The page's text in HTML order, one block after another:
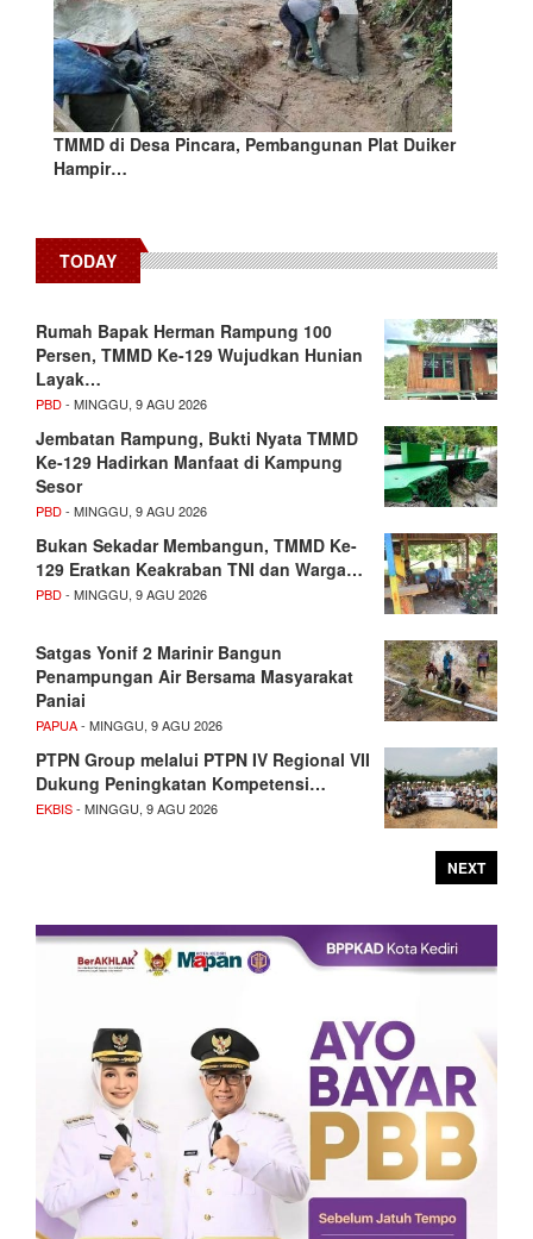
TMMD di Desa Pincara, Pembangunan Plat Duiker
Hampir…
TODAY
Rumah Bapak Herman Rampung 100
Persen, TMMD Ke-129 Wujudkan Hunian
Layak…
PBD- MINGGU, 9 AGU 2026
Jembatan Rampung, Bukti Nyata TMMD
Ke-129 Hadirkan Manfaat di Kampung
Sesor
PBD- MINGGU, 9 AGU 2026
Bukan Sekadar Membangun, TMMD Ke-
129 Eratkan Keakraban TNI dan Warga…
PBD- MINGGU, 9 AGU 2026
Satgas Yonif 2 Marinir Bangun
Penampungan Air Bersama Masyarakat
Paniai
PAPUA- MINGGU, 9 AGU 2026
PTPN Group melalui PTPN IV Regional VII
Dukung Peningkatan Kompetensi…
EKBIS- MINGGU, 9 AGU 2026
NEXT